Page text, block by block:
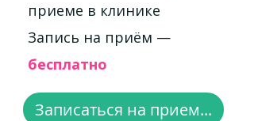
приеме в клинике
Запись на приём —
бесплатно
Записаться на прием...